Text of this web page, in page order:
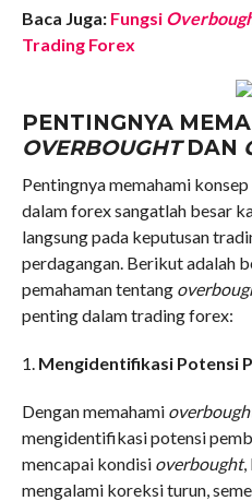
Baca Juga: Fungsi
Trading Forex
PENTINGNYA
OVERBOUGHTDAN
Pentingnya memahami konsep
dalam forex sangatlah besar
langsung pada keputusan
perdagangan. Berikut adalah
pemahaman tentang
penting dalam trading forex:
1. Mengidentifikasi Potensi
Dengan memahami
mengidentifikasi potensi
mencapai kondisi overbought,
mengalami koreksi turun,